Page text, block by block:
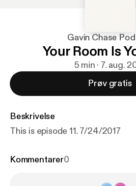
Gavin Chase
Your Room Is
5 min · 7. aug.
Prøv gratis
Beskrivelse
This is episode 11. 7/24/2017
Kommentarer0